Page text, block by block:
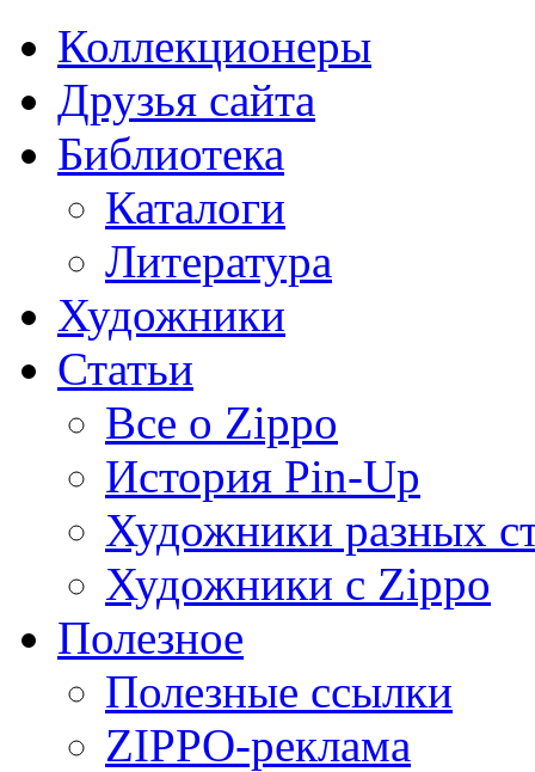
Коллекционеры
Друзья сайта
Библиотека
Каталоги
Литература
Художники
Статьи
Все о Zippo
История Pin-Up
Художники разных
Художники с Zippo
Полезное
Полезные ссылки
ZIPPO-реклама